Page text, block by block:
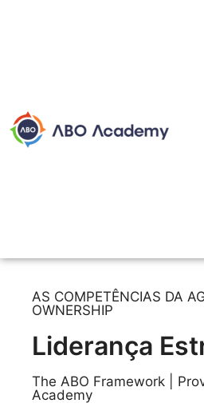
AS COMPETÊNCIAS DA
OWNERSHIP
Liderança
The ABO Framework |
Academy